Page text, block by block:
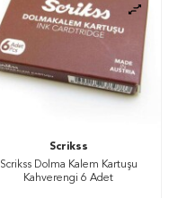
Scrikss
Scrikss Dolma Kalem Kartuşu
Kahverengi 6 Adet